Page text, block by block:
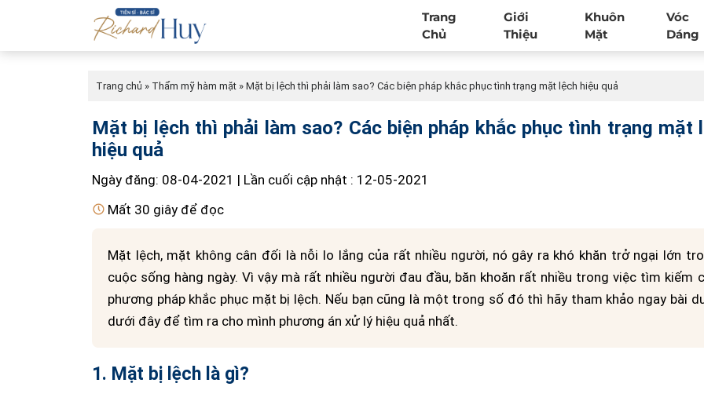
Trang
Chủ
Giới
Thiệu
Khuôn
Mặt
Vóc
Dáng
Trang chủ » Thẩm mỹ hàm mặt » Mặt bị lệch thì phải làm sao? Các biện pháp khắc phục tình trạng mặt lệch hiệu quả
Mặt bị lệch thì phải làm sao? Các biện pháp khắc phục tình trạng mặt
hiệu quả
Ngày đăng: 08-04-2021 | Lần cuối cập nhật : 12-05-2021
Mất 30 giây để đọc
Mặt lệch, mặt không cân đối là nỗi lo lắng của rất nhiều người, nó gây ra khó khăn trở ngại lớn
cuộc sống hàng ngày. Vì vậy mà rất nhiều người đau đầu, băn khoăn rất nhiều trong việc tìm kiếm
phương pháp khắc phục mặt bị lệch. Nếu bạn cũng là một trong số đó thì hãy tham khảo ngay bài
dưới đây để tìm ra cho mình phương án xử lý hiệu quả nhất.
1. Mặt bị lệch là gì?